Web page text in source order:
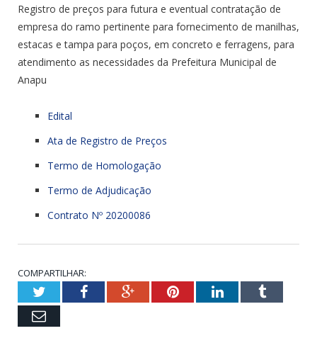
Registro de preços para futura e eventual contratação de
empresa do ramo pertinente para fornecimento de manilhas,
estacas e tampa para poços, em concreto e ferragens, para
atendimento as necessidades da Prefeitura Municipal de
Anapu
Edital
Ata de Registro de Preços
Termo de Homologação
Termo de Adjudicação
Contrato Nº 20200086
COMPARTILHAR:
TwitterFacebookGoogle+PinterestLinkedInTumblr
Email